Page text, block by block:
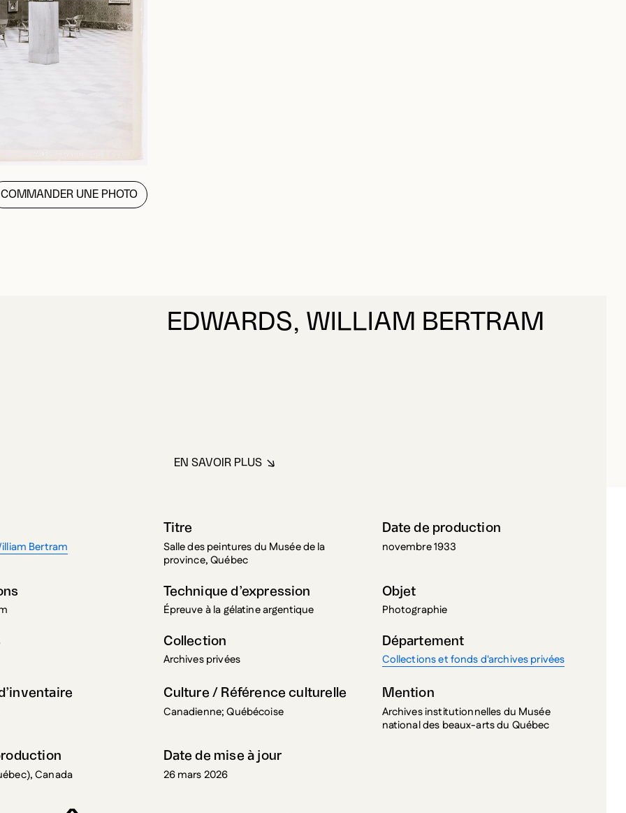
COMMANDER UNE PHOTO
EDWARDS, WILLIAM BERTRAM
EN SAVOIR PLUSÀ PROPOS DE EDWARDS, WILLIAM BERTRAM
Bertram
Titre
Salle des peintures du Musée de la
province, Québec
Date de production
novembre 1933
Technique d’expression
Épreuve à la gélatine argentique
Objet
Photographie
Collection
Archives privées
Département
Collections et fonds d'archives privées
Culture / Référence culturelle
Canadienne; Québécoise
Mention
Archives institutionnelles du Musée
national des beaux-arts du Québec
Canada
Date de mise à jour
26 mars 2026